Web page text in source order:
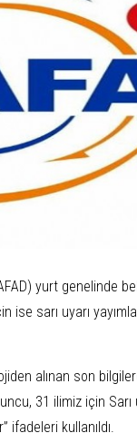
yurt genelinde
ise sarı uyarı
alınan son
31 ilimiz için Sarı
ifadeleri kullanıldı.